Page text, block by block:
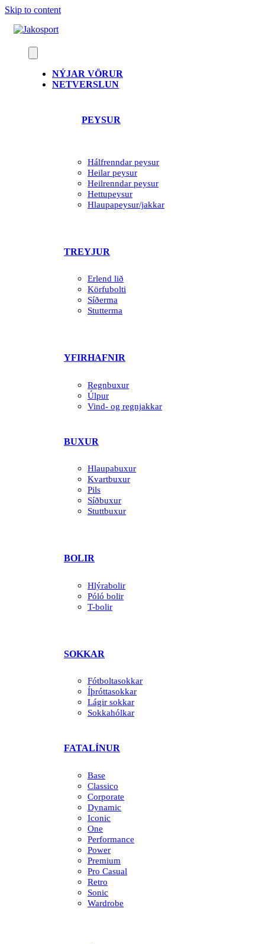
Skip to content
NÝJAR VÖRUR
NETVERSLUN
PEYSUR
Hálfrenndar peysur
Heilar peysur
Heilrenndar peysur
Hettupeysur
Hlaupapeysur/jakkar
TREYJUR
Erlend lið
Körfubolti
Síðerma
Stutterma
YFIRHAFNIR
Regnbuxur
Úlpur
Vind- og regnjakkar
BUXUR
Hlaupabuxur
Kvartbuxur
Pils
Síðbuxur
Stuttbuxur
BOLIR
Hlýrabolir
Póló bolir
T-bolir
SOKKAR
Fótboltasokkar
Íþróttasokkar
Lágir sokkar
Sokkahólkar
FATALÍNUR
Base
Classico
Corporate
Dynamic
Iconic
One
Performance
Power
Premium
Pro Casual
Retro
Sonic
Wardrobe